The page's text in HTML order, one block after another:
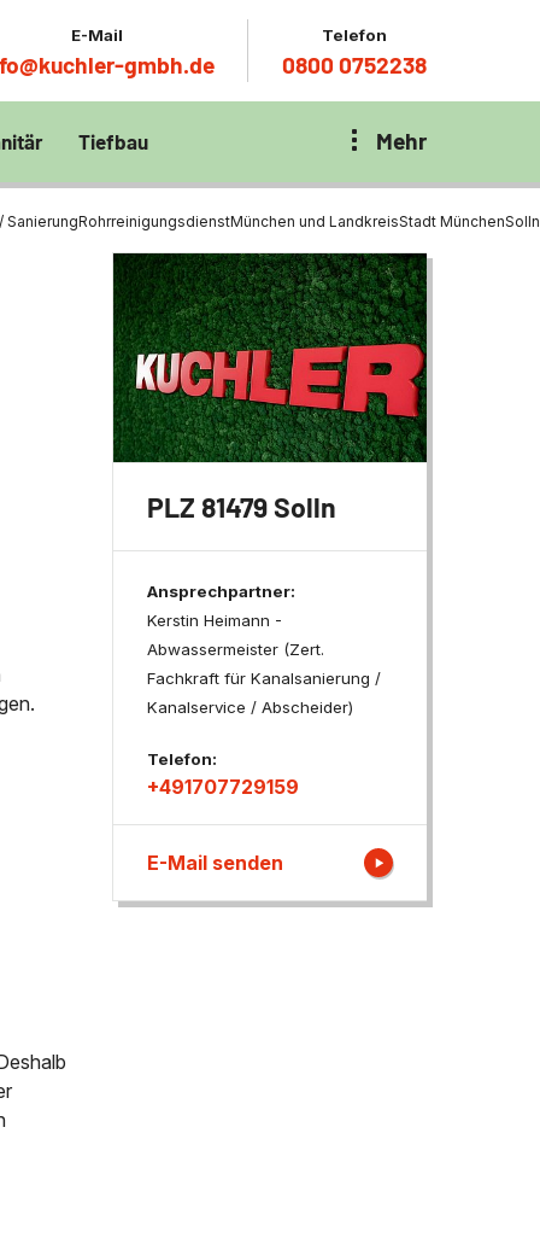
E-Mail
gmbh.de
Telefon
0800 0752238
Klärbecken
per
Zentrum München
Tiefbau Mehr
SanierungRohrreinigungsdienstMünchen und LandkreisStadt MünchenSolln
PLZ 81479 Solln
Ansprechpartner:
Kerstin Heimann -
Abwassermeister (Zert.
Fachkraft für Kanalsanierung /
Kanalservice / Abscheider)
Telefon:
+491707729159
E-Mail senden